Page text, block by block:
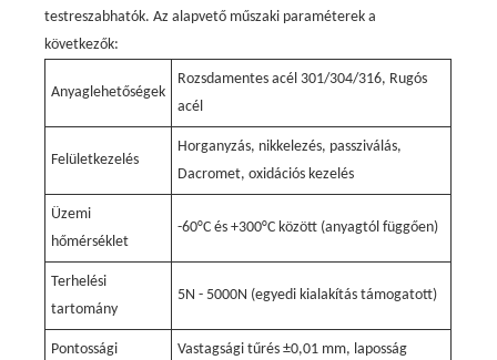
testreszabhatók. Az alapvető műszaki paraméterek a
következők:
Anyaglehetőségek
Rozsdamentes acél 301/304/316, Rugós
acél
Felületkezelés
Horganyzás, nikkelezés, passziválás,
Dacromet, oxidációs kezelés
Üzemi
hőmérséklet
-60°C és +300°C között (anyagtól függően)
Terhelési
tartomány
5N - 5000N (egyedi kialakítás támogatott)
Pontossági Vastagsági tűrés ±0,01 mm, laposság